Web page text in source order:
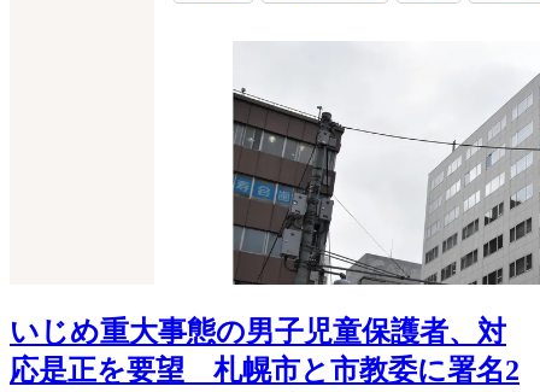
いじめ重大事態の男子児童保護者、対
応是正を要望 札幌市と市教委に署名2